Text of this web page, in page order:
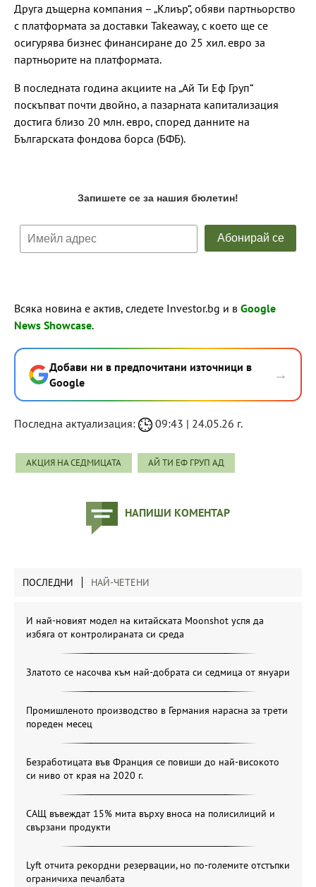
Друга дъщерна компания – „Клиър“, обяви партньорство
с платформата за доставки Takeaway, с което ще се
осигурява бизнес финансиране до 25 хил. евро за
партньорите на платформата.
В последната година акциите на „Ай Ти Еф Груп“
поскъпват почти двойно, а пазарната капитализация
достига близо 20 млн. евро, според данните на
Българската фондова борса (БФБ).
Всяка новина е актив, следете Investor.bg и в Google
News Showcase.
Добави ни в предпочитани източници в
Google
→
Последна актуализация: 09:43 | 24.05.26 г.
АКЦИЯ НА СЕДМИЦАТА АЙ ТИ ЕФ ГРУП АД
НАПИШИ КОМЕНТАР
ПОСЛЕДНИ НАЙ-ЧЕТЕНИ
И най-новият модел на китайската Moonshot успя да
избяга от контролираната си среда
Златото се насочва към най-добрата си седмица от януари
Промишленото производство в Германия нарасна за трети
пореден месец
Безработицата във Франция се повиши до най-високото
си ниво от края на 2020 г.
САЩ въвеждат 15% мита върху вноса на полисилиций и
свързани продукти
Lyft отчита рекордни резервации, но по-големите отстъпки
ограничиха печалбата